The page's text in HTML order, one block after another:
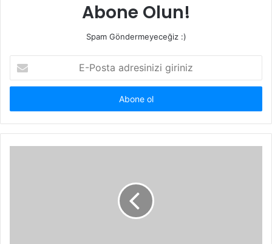
Abone Olun!
Spam Göndermeyeceğiz :)
Posta
adresinizi